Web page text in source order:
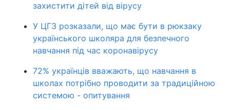
захистити дітей від вірусу
У ЦГЗ розказали, що має бути в рюкзаку
українського школяра для безпечного
навчання під час коронавірусу
72% українців вважають, що навчання в
школах потрібно проводити за традиційною
системою - опитування